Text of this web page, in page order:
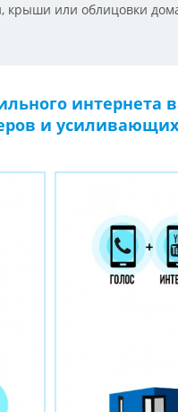
крыши или облицовки
интернета
и